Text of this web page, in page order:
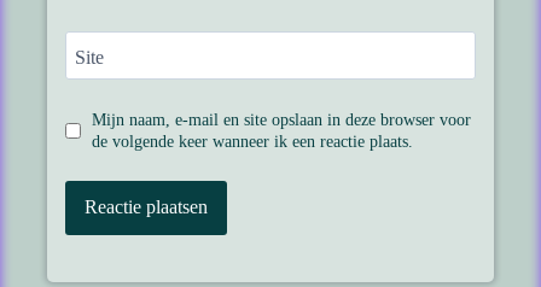
Site
Mijn naam, e-mail en site opslaan in deze browser voor
de volgende keer wanneer ik een reactie plaats.